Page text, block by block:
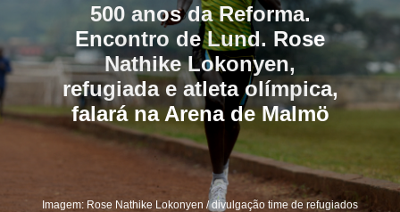
500 anos da Reforma.
Encontro de Lund. Rose
Nathike Lokonyen,
refugiada e atleta olímpica,
falará na Arena de Malmö
Imagem: Rose Nathike Lokonyen / divulgação time de refugiados